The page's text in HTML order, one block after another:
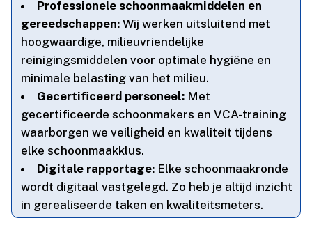
Professionele schoonmaakmiddelen en
gereedschappen: Wij werken uitsluitend met
hoogwaardige, milieuvriendelijke
reinigingsmiddelen voor optimale hygiëne en
minimale belasting van het milieu.​
Gecertificeerd personeel: Met
gecertificeerde schoonmakers en VCA-training
waarborgen we veiligheid en kwaliteit tijdens
elke schoonmaakklus.​
Digitale rapportage: Elke schoonmaakronde
wordt digitaal vastgelegd.​ Zo heb je altijd inzicht
in gerealiseerde taken en kwaliteitsmeters.​